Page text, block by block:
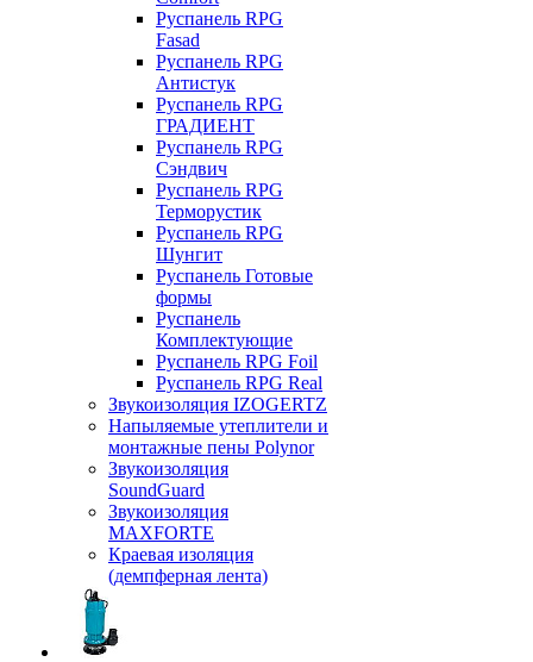
Руспанель RPG
Fasad
Руспанель RPG
Антистук
Руспанель RPG
ГРАДИЕНТ
Руспанель RPG
Сэндвич
Руспанель RPG
Терморустик
Руспанель RPG
Шунгит
Руспанель Готовые
формы
Руспанель
Комплектующие
Руспанель RPG Foil
Руспанель RPG Real
Звукоизоляция IZOGERTZ
Напыляемые утеплители и
монтажные пены Polynor
Звукоизоляция
SoundGuard
Звукоизоляция
MAXFORTE
Краевая изоляция
(демпферная лента)